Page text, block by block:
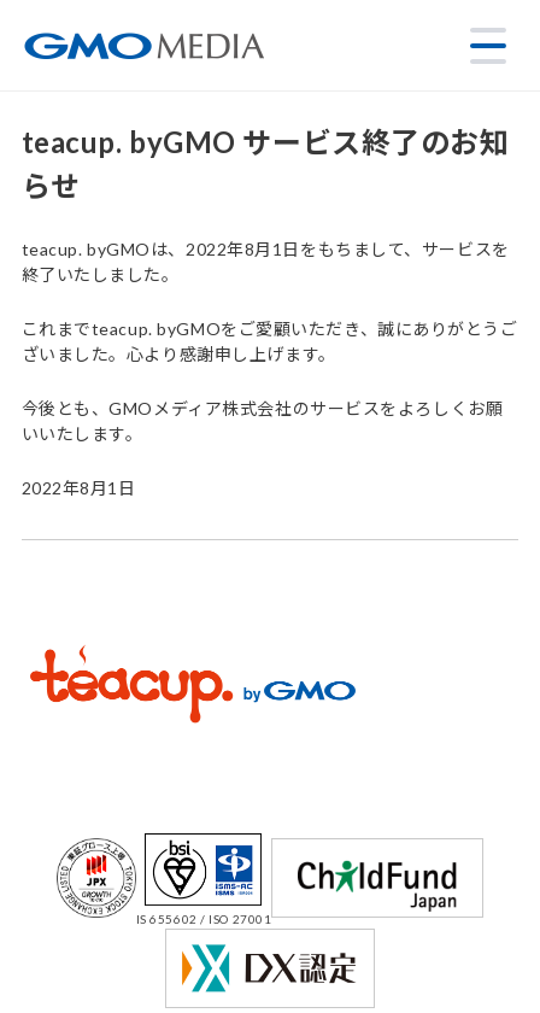
teacup. byGMO サービス終了のお知
らせ
teacup. byGMOは、2022年8月1日をもちまして、サービスを
終了いたしました。
これまでteacup. byGMOをご愛顧いただき、誠にありがとうご
ざいました。心より感謝申し上げます。
今後とも、GMOメディア株式会社のサービスをよろしくお願
いいたします。
2022年8月1日
IS 655602 / ISO 27001